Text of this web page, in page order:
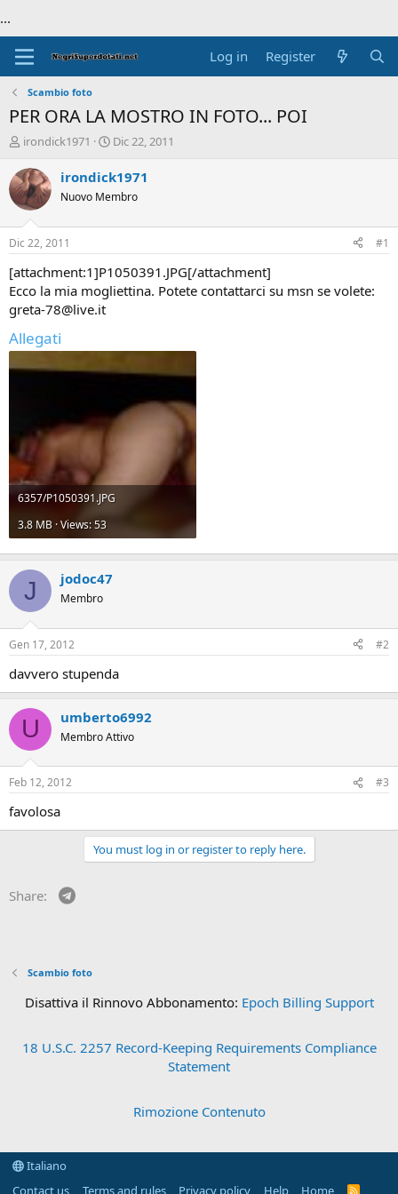
...
Log in Register
Scambio foto
PER ORA LA MOSTRO IN FOTO... POI
T
r
e
a
d
t
a
t
e
r
irondick1971
S
a
t
t
e
Dic 22, 2011
irondick1971
Nuovo Membro
Dic 22, 2011 #1
[attachment:1]P1050391.JPG[/attachment]
Ecco la mia mogliettina. Potete contattarci su msn se volete:
greta-78@live.it
Allegati
6357/P1050391.JPG
3.8 MB · Views: 53
J jodoc47
Membro
Gen 17, 2012 #2
davvero stupenda
U umberto6992
Membro Attivo
Feb 12, 2012 #3
favolosa
You must log in or register to reply here.
Share:
Scambio foto
Disattiva il Rinnovo Abbonamento: Epoch Billing Support
18 U.S.C. 2257 Record-Keeping Requirements Compliance
Statement
Rimozione Contenuto
Italiano
Contact us
Terms and rules Privacy policy Help Home R